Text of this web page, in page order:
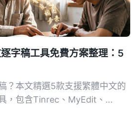
字稿工具免費方案整理：5
？本文精選5款支援繁體中文的
，包含Tinrec、MyEdit、